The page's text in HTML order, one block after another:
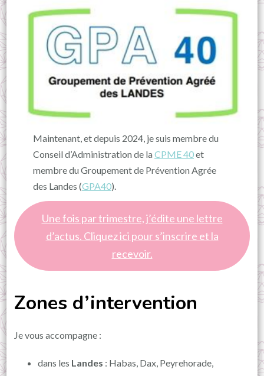
Maintenant, et depuis 2024, je suis membre du
Conseil d’Administration de laCPME 40et
membre du Groupement de Prévention Agrée
des Landes (GPA40).
Une fois par trimestre, j’édite une lettre
d’actus. Cliquez ici pour s’inscrire et la
recevoir.
Zones d’intervention
Je vous accompagne :
dans les Landes : Habas, Dax, Peyrehorade,